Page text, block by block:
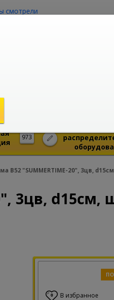
смотрели
973
B52 "SUMMERTIME-20", 3цв,
3цв, d15см,
0 В избранное